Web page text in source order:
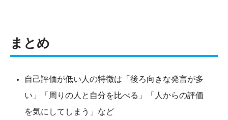
まとめ
自己評価が低い人の特徴は「後ろ向きな発言が多
い」「周りの人と自分を比べる」「人からの評価
を気にしてしまう」など